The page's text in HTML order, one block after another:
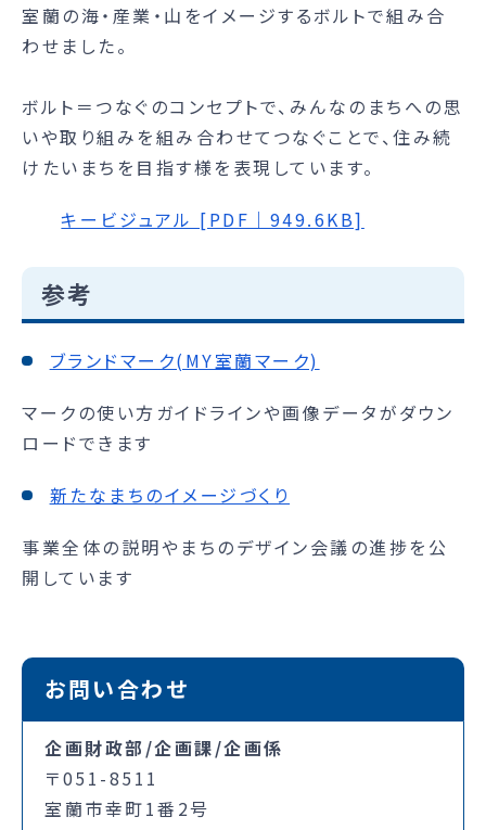
室蘭の海・産業・山をイメージするボルトで組み合
わせました。
ボルト＝つなぐのコンセプトで、みんなのまちへの思
いや取り組みを組み合わせてつなぐことで、住み続
けたいまちを目指す様を表現しています。
キービジュアル [PDF｜949.6KB]
参考
ブランドマーク(MY室蘭マーク)
マークの使い方ガイドラインや画像データがダウン
ロードできます
新たなまちのイメージづくり
事業全体の説明やまちのデザイン会議の進捗を公
開しています
お問い合わせ
企画財政部/企画課/企画係
〒051-8511
室蘭市幸町1番2号